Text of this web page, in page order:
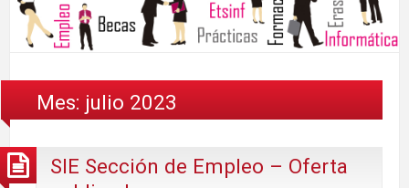
Mes: julio 2023
SIE Sección de Empleo – Oferta